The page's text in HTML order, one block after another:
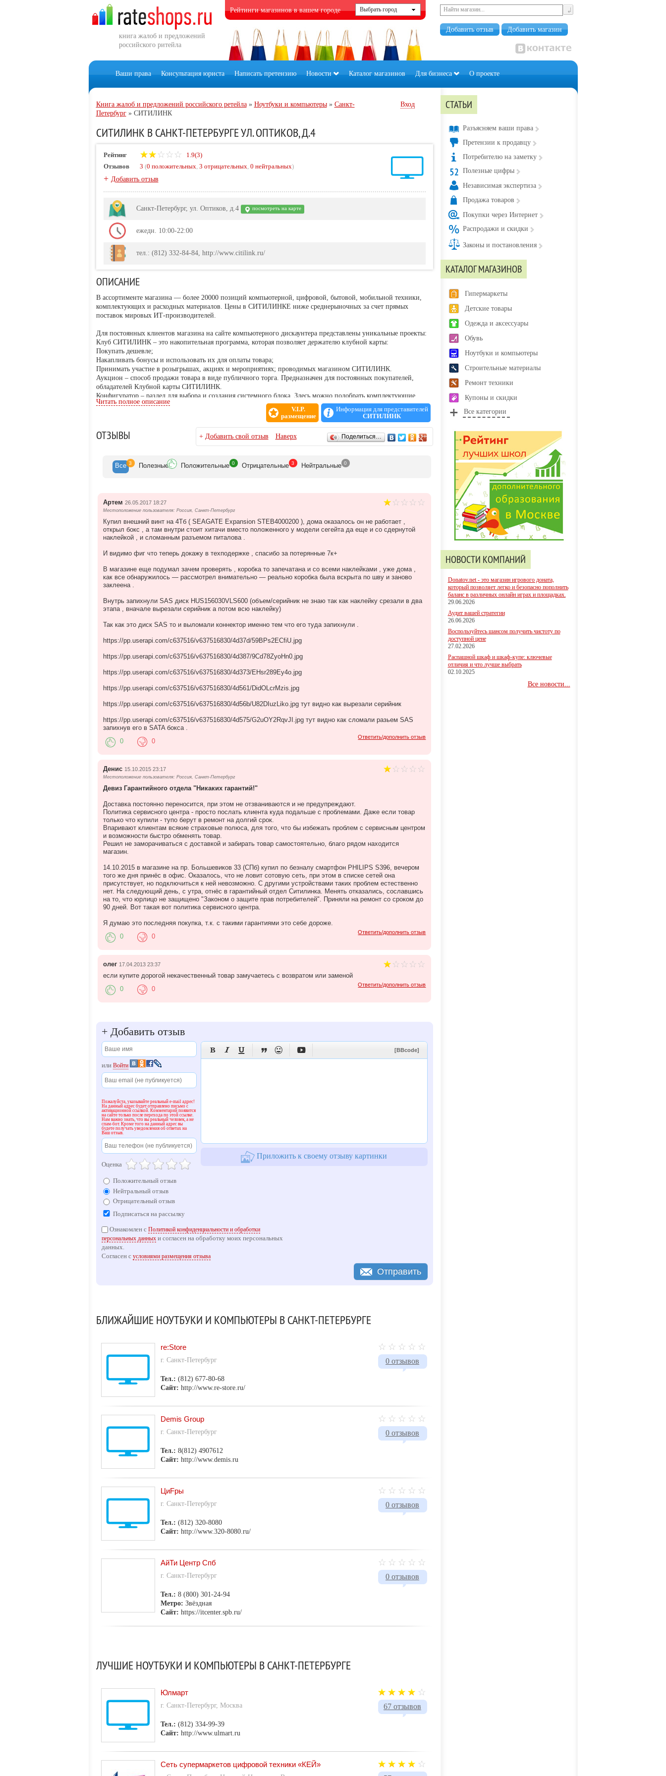
книга жалоб и предложений
российского ритейла
Рейтинги магазинов в вашем городе
Добавить отзыв Добавить магазин
Ваши права Консультация юриста Написать претензию Новости Каталог магазинов Для бизнеса О проекте
Книга жалоб и предложений российского ретейла» Ноутбуки и компьютеры» Санкт-
Петербург» СИТИЛИНК
Вход
СИТИЛИНК В САНКТ-ПЕТЕРБУРГЕ УЛ. ОПТИКОВ, Д.4
Рейтинг
1.9(3)
Отзывов
3 (0 положительных, 3 отрицательных, 0 нейтральных)
+ Добавить отзыв
Санкт-Петербург, ул. Оптиков, д.4 посмотреть на карте
ежедн. 10:00-22:00
тел.: (812) 332-84-84, http://www.citilink.ru/
ОПИСАНИЕ
В ассортименте магазина — более 20000 позиций компьютерной, цифровой, бытовой, мобильной техники,
комплектующих и расходных материалов. Цены в СИТИЛИНКЕ ниже среднерыночных за счет прямых
поставок мировых ИТ-производителей.
Для постоянных клиентов магазина на сайте компьютерного дискаунтера представлены уникальные проекты:
Клуб СИТИЛИНК – это накопительная программа, которая позволяет держателю клубной карты:
Покупать дешевле;
Накапливать бонусы и использовать их для оплаты товара;
Принимать участие в розыгрышах, акциях и мероприятиях; проводимых магазином СИТИЛИНК.
Аукцион – способ продажи товара в виде публичного торга. Предназначен для постоянных покупателей,
обладателей Клубной карты СИТИЛИНК.
Конфигуратор – раздел для выбора и создания системного блока. Здесь можно подобрать комплектующие,
узнать мнение других покупателей о созданной конфигурации, получить советы по оптимизации.
Форум - раздел, в котором можно получить ответы на заданные вопросы, создавать свои темы и вести
Электронный дискаунтер СИТИЛИНК работает как с физическими, так и с юридическими лицами,
помещения для презентаций и оформления сделок.
Читать полное описание
V.I.P.
размещение
Информация для представителей
СИТИЛИНК
ОТЗЫВЫ + Добавить свой отзыв Наверх Поделиться…
Все 3 Полезные Положительные 0 Отрицательные 3 Нейтральные 0
Артем 26.05.2017 18:27
Местоположение пользователя: Россия, Санкт-Петербург
Купил внешний винт на 4Тб ( SEAGATE Expansion STEB4000200 ), дома оказалось он не работает ,
открыл бокс , а там внутри стоит хитачи вместо положенного у модели сегейта да еще и со сдернутой
наклейкой , и сломанным разъемом питалова .
И видимо фиг что теперь докажу в техподержке , спасибо за потерянные 7к+
В магазине еще подумал зачем проверять , коробка то запечатана и со всеми наклейками , уже дома ,
как все обнаружилось — рассмотрел внимательно — реально коробка была вскрыта по шву и заново
заклеена .
Внутрь запихнули SAS диск HUS156030VLS600 (объем/серийник не знаю так как наклейку срезали в два
этапа , вначале вырезали серийник а потом всю наклейку)
Так как это диск SAS то и выломали коннектор именно тем что его туда запихнули .
https://pp.userapi.com/c637516/v637516830/4d37d/59BPs2ECfiU.jpg
https://pp.userapi.com/c637516/v637516830/4d387/9Cd78ZyoHn0.jpg
https://pp.userapi.com/c637516/v637516830/4d373/EHsr289Ey4o.jpg
https://pp.userapi.com/c637516/v637516830/4d561/DidOLcrMzis.jpg
https://pp.userapi.com/c637516/v637516830/4d56b/U82DIuzLiko.jpg тут видно как вырезали серийник
https://pp.userapi.com/c637516/v637516830/4d575/G2uOY2RqvJI.jpg тут видно как сломали разьем SAS
запихнув его в SATA бокса .
Ответить/дополнить отзыв
0 0
Денис 15.10.2015 23:17
Местоположение пользователя: Россия, Санкт-Петербург
Девиз Гарантийного отдела "Никаких гарантий!"
Доставка постоянно переносится, при этом не отзваниваются и не предупреждают.
Политика сервисного центра - просто послать клиента куда подальше с проблемами. Даже если товар
только что купили - тупо берут в ремонт на долгий срок.
Впаривают клиентам всякие страховые полюса, для того, что бы избежать проблем с сервисным центром
и возможности быстро обменять товар.
Решил не заморачиваться с доставкой и забирать товар самостоятельно, благо рядом находится
магазин.
14.10.2015 в магазине на пр. Большевиков 33 (СПб) купил по безналу смартфон PHILIPS S396, вечером
того же дня принёс в офис. Оказалось, что не ловит сотовую сеть, при этом в списке сетей она
присутствует, но подключиться к ней невозможно. С другими устройствами таких проблем естественно
нет. На следующий день, с утра, отнёс в гарантийный отдел Ситилинка. Менять отказались, сославшись
на то, что юрлицо не защищено "Законом о защите прав потребителей". Приняли на ремонт со сроком до
90 дней. Вот такая вот политика сервисного центра.
Я думаю это последняя покупка, т.к. с такими гарантиями это себе дороже.
Ответить/дополнить отзыв
0 0
олег 17.04.2013 23:37
если купите дорогой некачественный товар замучаетесь с возвратом или заменой
Ответить/дополнить отзыв
0 0
+Добавить отзыв
или Войти
Пожалуйста, указывайте реальный e-mail адрес!
На данный адрес будет отправлено письмо с
активационной ссылкой. Комментарий появится
на сайте только после перехода по этой ссылке.
Нам важно знать, что вы реальный человек, а не
спам-бот. Кроме того на данный адрес вы
будете получать уведомления об ответах на
Ваш отзыв.
Оценка
Положительный отзыв
Нейтральный отзыв
Отрицательный отзыв
Подписаться на рассылку
      [BBcode]
Приложить к своему отзыву картинки
Ознакомлен с Политикой конфиденциальности и обработки
персональных данныхи согласен на обработку моих персональных
данных.
Согласен с условиями размещения отзыва
Отправить
БЛИЖАЙШИЕ НОУТБУКИ И КОМПЬЮТЕРЫ В САНКТ-ПЕТЕРБУРГЕ
0 отзывов
re:Store
г. Санкт-Петербург
Тел.: (812) 677-80-68
Сайт: http://www.re-store.ru/
0 отзывов
Demis Group
г. Санкт-Петербург
Тел.: 8(812) 4907612
Сайт: http://www.demis.ru
0 отзывов
ЦиFры
г. Санкт-Петербург
Тел.: (812) 320-8080
Сайт: http://www.320-8080.ru/
0 отзывов
АйТи Центр Спб
г. Санкт-Петербург
Тел.: 8 (800) 301-24-94
Метро: Звёздная
Сайт: https://itcenter.spb.ru/
ЛУЧШИЕ НОУТБУКИ И КОМПЬЮТЕРЫ В САНКТ-ПЕТЕРБУРГЕ
67 отзывов
Юлмарт
г. Санкт-Петербург, Москва
Тел.: (812) 334-99-39
Сайт: http://www.ulmart.ru
Сеть супермаркетов цифровой техники «КЕЙ»
СТАТЬИ
Разъясняем ваши права
Претензии к продавцу
Потребителю на заметку
Полезные цифры
Независимая экспертиза
Продажа товаров
Покупки через Интернет
Распродажи и скидки
Законы и постановления
КАТАЛОГ МАГАЗИНОВ
Гипермаркеты
Детские товары
Одежда и аксессуары
Обувь
Ноутбуки и компьютеры
Строительные материалы
Ремонт техники
Купоны и скидки
Все категории
НОВОСТИ КОМПАНИЙ
Donatov.net - это магазин игрового доната,
который позволяет легко и безопасно пополнить
баланс в различных онлайн играх и площадках.
29.06.2026
Аудит вашей стратегии
26.06.2026
Воспользуйтесь шансом получить чистоту по
доступной цене
27.02.2026
Распашной шкаф и шкаф-купе: ключевые
отличия и что лучше выбрать
02.10.2025
Все новости...